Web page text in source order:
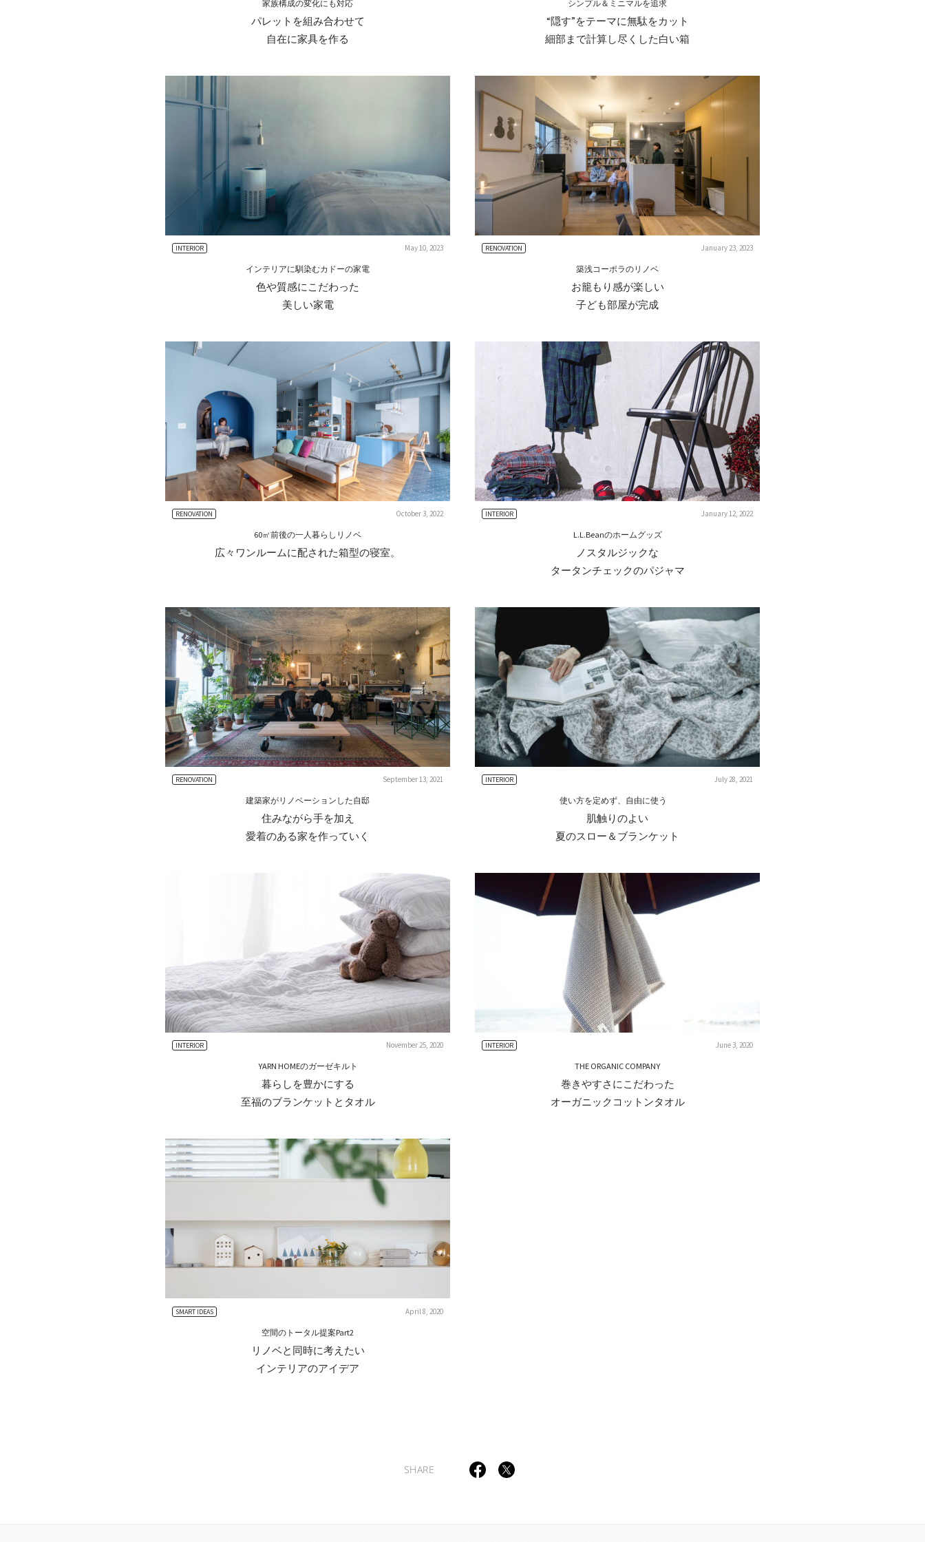
家族構成の変化にも対応
パレットを組み合わせて
自在に家具を作る
シンプル＆ミニマルを追求
“隠す”をテーマに無駄をカット
細部まで計算し尽くした白い箱
INTERIOR May 10, 2023
インテリアに馴染むカドーの家電
色や質感にこだわった
美しい家電
RENOVATION January 23, 2023
築浅コーポラのリノベ
お籠もり感が楽しい
子ども部屋が完成
RENOVATION October 3, 2022
60㎡前後の一人暮らしリノベ
広々ワンルームに配された箱型の寝室。
INTERIOR January 12, 2022
L.L.Beanのホームグッズ
ノスタルジックな
タータンチェックのパジャマ
RENOVATION September 13, 2021
建築家がリノベーションした自邸
住みながら手を加え
愛着のある家を作っていく
INTERIOR July 28, 2021
使い方を定めず、自由に使う
肌触りのよい
夏のスロー＆ブランケット
INTERIOR November 25, 2020
YARN HOMEのガーゼキルト
暮らしを豊かにする
至福のブランケットとタオル
INTERIOR June 3, 2020
THE ORGANIC COMPANY
巻きやすさにこだわった
オーガニックコットンタオル
SMART IDEAS April 8, 2020
空間のトータル提案Part2
リノベと同時に考えたい
インテリアのアイデア
SHARE